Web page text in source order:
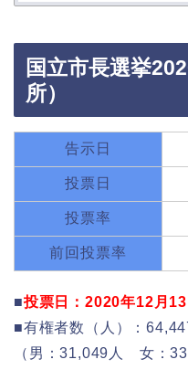
国立市長選挙
所）
告示日
投票日
投票率
前回投票率
■投票日：2020年12月13
■有権者数（人）：
（男：31,049人 女：